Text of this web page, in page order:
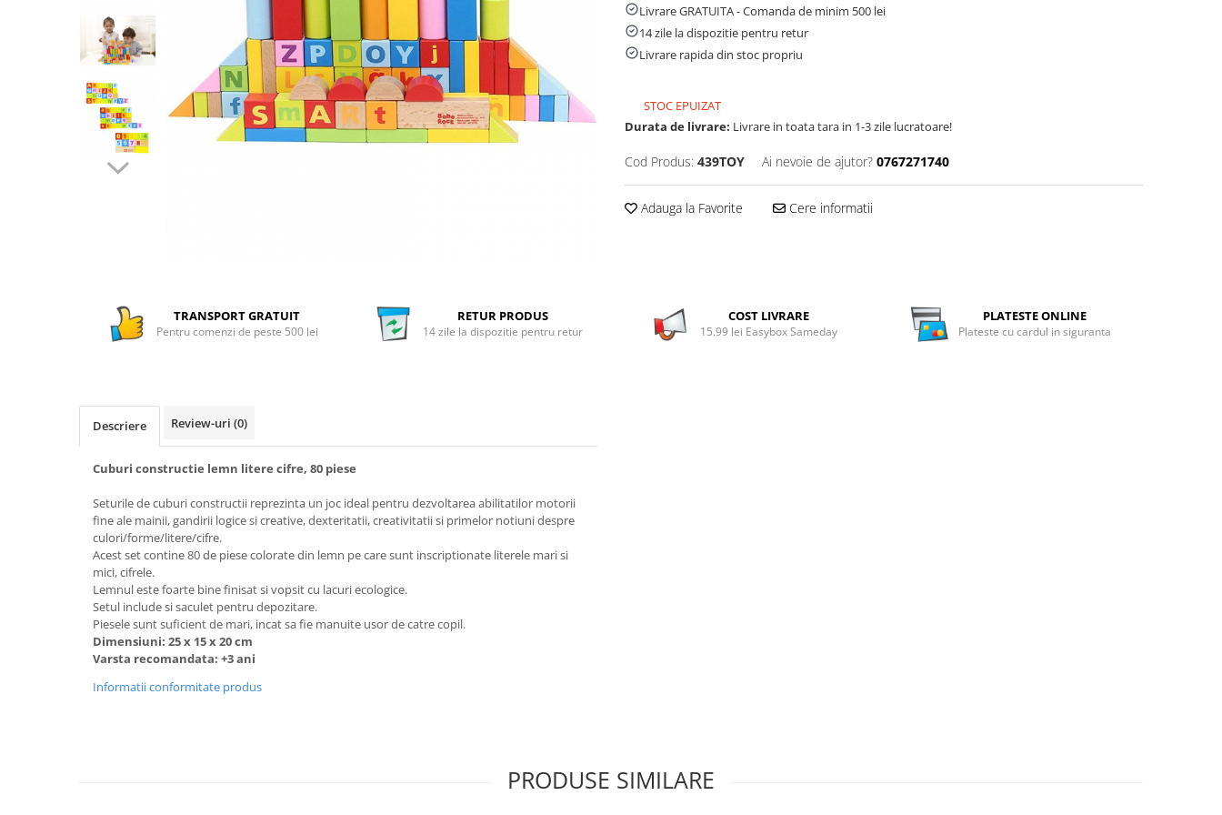
Tablite educative
Livrare GRATUITA - Comanda de minim 500 lei
14 zile la dispozitie pentru retur
Livrare rapida din stoc propriu
STOC EPUIZAT
Durata de livrare: Livrare in toata tara in 1-3 zile lucratoare!
Cod Produs: 439TOY Ai nevoie de ajutor? 0767271740
Adauga la Favorite Cere informatii
TRANSPORT GRATUIT
Pentru comenzi de peste 500 lei
RETUR PRODUS
14 zile la dispozitie pentru retur
COST LIVRARE
15.99 lei Easybox Sameday
PLATESTE ONLINE
Plateste cu cardul in siguranta
Descriere Review-uri (0)
Cuburi constructie lemn litere cifre, 80 piese
Seturile de cuburi constructii reprezinta un joc ideal pentru dezvoltarea abilitatilor motorii
fine ale mainii, gandirii logice si creative, dexteritatii, creativitatii si primelor notiuni despre
culori/forme/litere/cifre.
Acest set contine 80 de piese colorate din lemn pe care sunt inscriptionate literele mari si
mici, cifrele.
Lemnul este foarte bine finisat si vopsit cu lacuri ecologice.
Setul include si saculet pentru depozitare.
Piesele sunt suficient de mari, incat sa fie manuite usor de catre copil.
Dimensiuni: 25 x 15 x 20 cm
Varsta recomandata: +3 ani
Informatii conformitate produs
PRODUSE SIMILARE